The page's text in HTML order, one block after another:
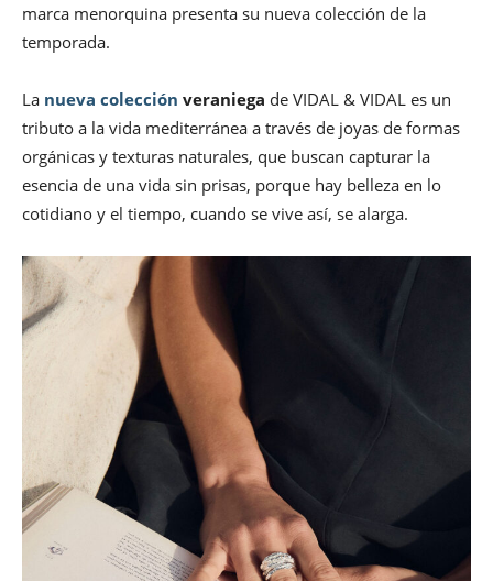
marca menorquina presenta su nueva colección de la
temporada.
La nueva colección veraniega de VIDAL & VIDAL es un
tributo a la vida mediterránea a través de joyas de formas
orgánicas y texturas naturales, que buscan capturar la
esencia de una vida sin prisas, porque hay belleza en lo
cotidiano y el tiempo, cuando se vive así, se alarga.